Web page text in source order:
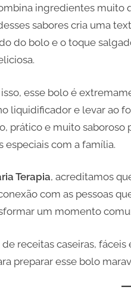
ingredientes muito
sabores cria uma
do bolo e o toque
esse bolo é
liquidificador e levar ao
prático e muito saboroso
especiais com a família.
Terapia, acreditamos
com as pessoas
um momento
receitas caseiras,
preparar esse bolo